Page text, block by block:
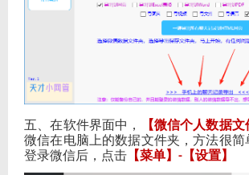
五、在软件界面中， 【微信个人数据文
微信在电脑上的数据文件夹，方法很简
登录微信后，点击 【菜单】 - 【设置】